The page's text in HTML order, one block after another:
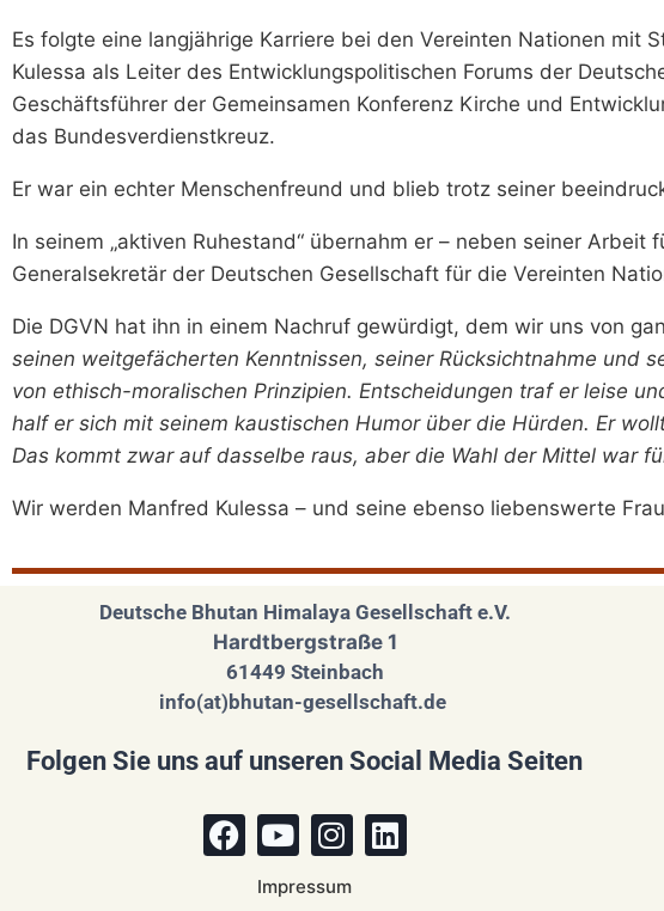
Es folgte eine langjährige Karriere bei den Vereinten Nationen mit
Kulessa als Leiter des Entwicklungspolitischen Forums der
Geschäftsführer der Gemeinsamen Konferenz Kirche und
das Bundesverdienstkreuz.
Er war ein echter Menschenfreund und blieb trotz seiner
In seinem „aktiven Ruhestand“ übernahm er – neben seiner
Generalsekretär der Deutschen Gesellschaft für die Vereinten
Die DGVN hat ihn in einem Nachruf gewürdigt, dem wir uns von
seinen weitgefächerten Kenntnissen, seiner Rücksichtnahme und
von ethisch-moralischen Prinzipien. Entscheidungen traf er leise
half er sich mit seinem kaustischen Humor über die Hürden. Er
Das kommt zwar auf dasselbe raus, aber die Wahl der Mittel war
Wir werden Manfred Kulessa – und seine ebenso liebenswerte
Deutsche Bhutan Himalaya Gesellschaft e.V.
Hardtbergstraße 1
61449 Steinbach
info(at)bhutan-gesellschaft.de
Folgen Sie uns auf unseren Social Media Seiten
Impressum